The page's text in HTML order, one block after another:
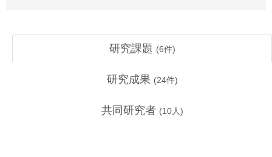
研究課題 (6件)
研究成果 (24件)
共同研究者 (10人)